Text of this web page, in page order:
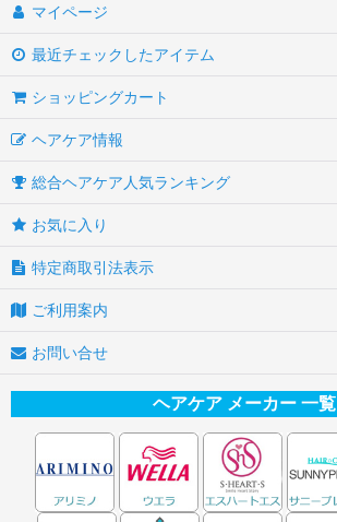
マイページ
最近チェックしたアイテム
ショッピングカート
ヘアケア情報
総合ヘアケア人気ランキング
お気に入り
特定商取引法表示
ご利用案内
お問い合せ
ヘアケア メーカー 一覧